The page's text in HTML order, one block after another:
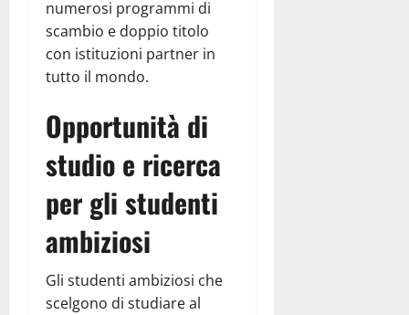
numerosi programmi di
scambio e doppio titolo
con istituzioni partner in
tutto il mondo.
Opportunità di
studio e ricerca
per gli studenti
ambiziosi
Gli studenti ambiziosi che
scelgono di studiare al